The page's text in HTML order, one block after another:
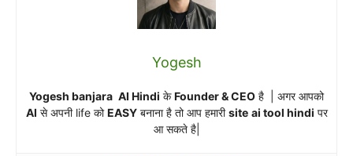
Yogesh
Yogesh banjara AI Hindi केFounder & CEO है | अगर आपको
AI से अपनी life कोEASYबनाना है तो आप हमारीsite ai tool hindi पर
आ सकते है|